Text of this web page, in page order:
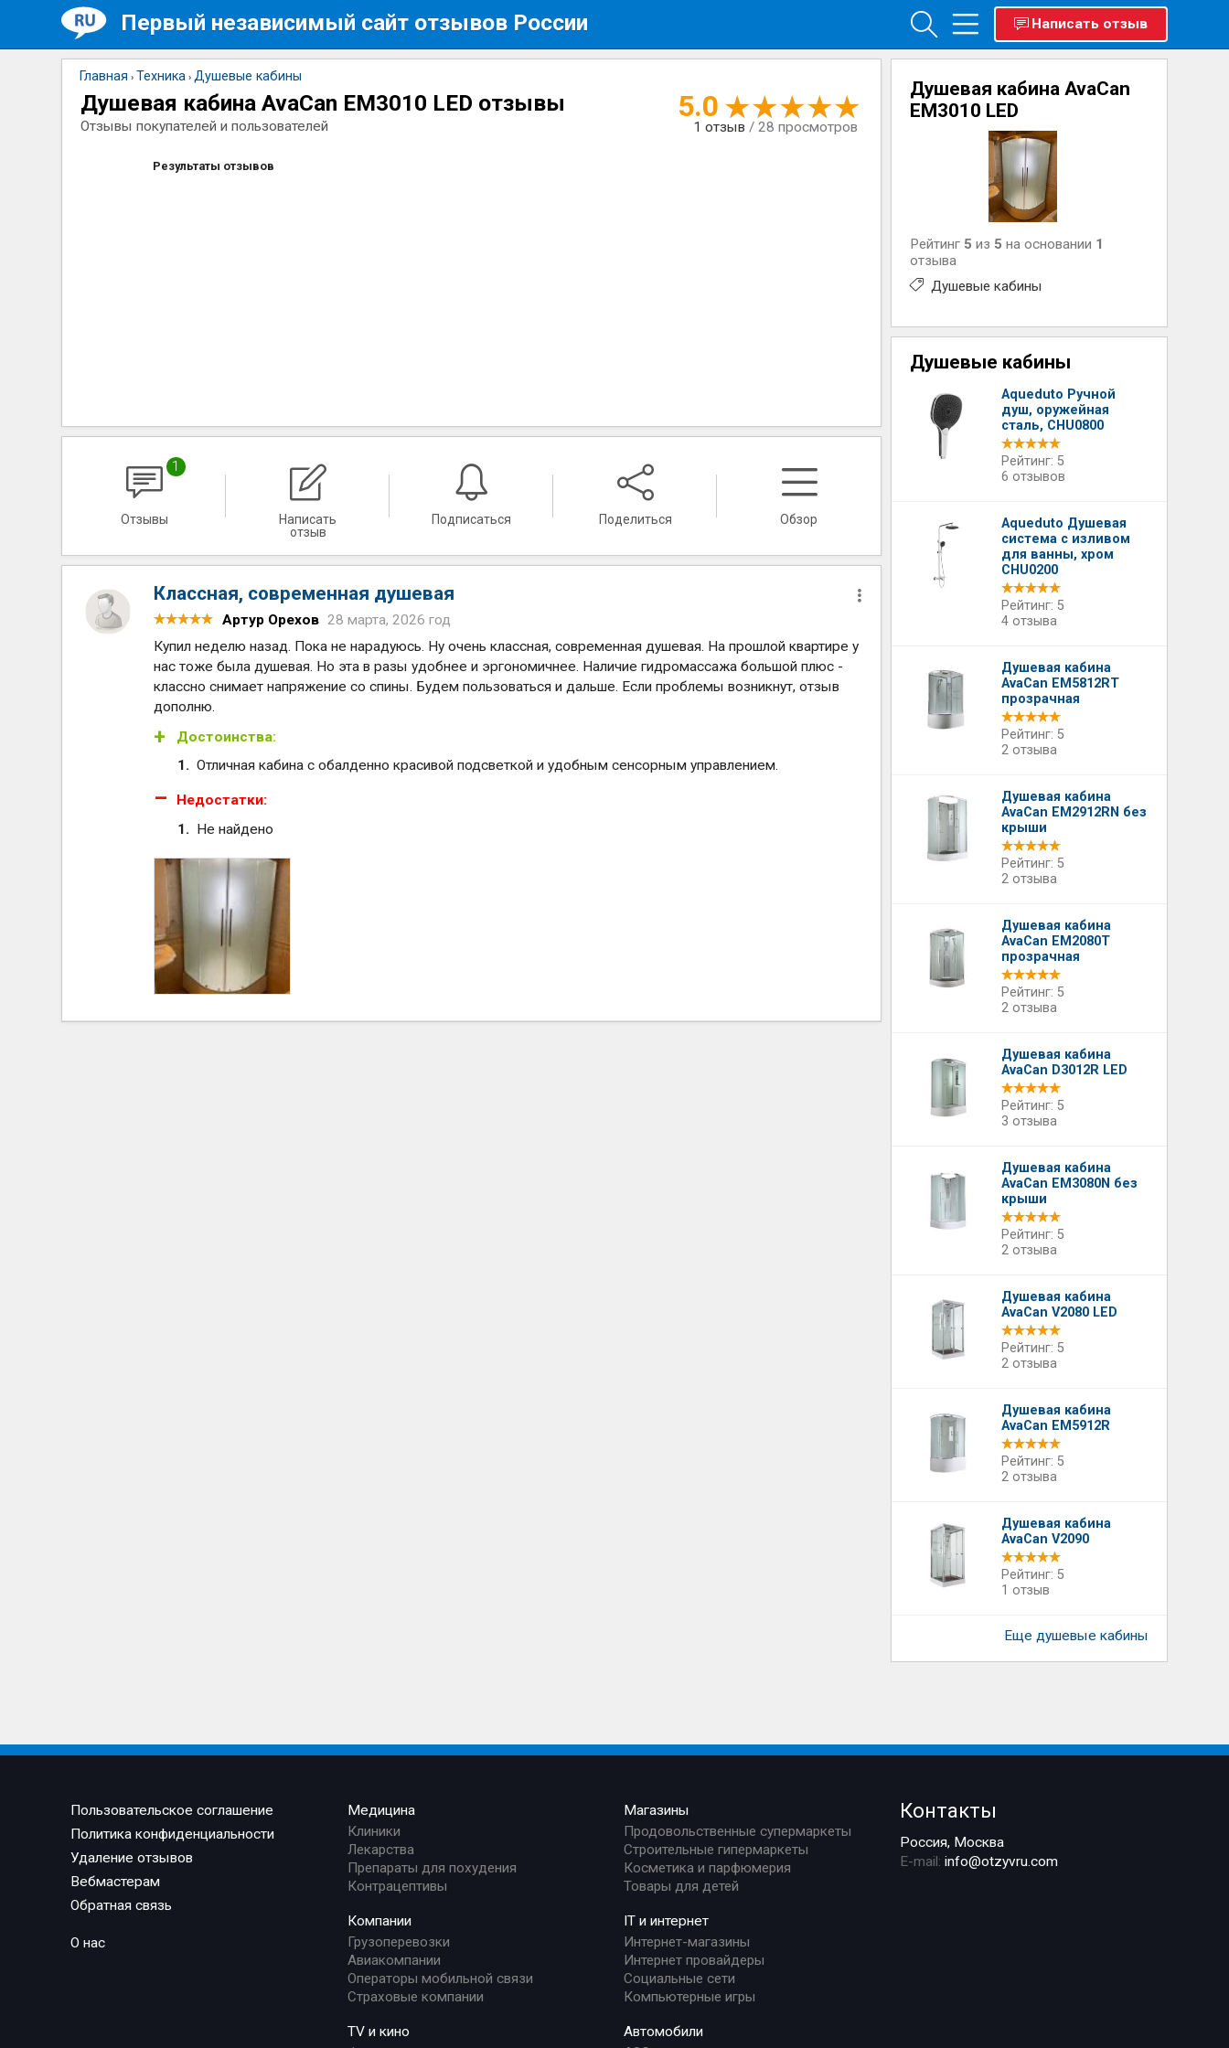
Первый независимый сайт отзывов России Написать отзыв
Главная › Техника ›Душевые кабины
Душевая кабина AvaCan EM3010 LED отзывы
Отзывы покупателей и пользователей
5.0
1 отзыв/ 28 просмотров
Результаты отзывов
1
Отзывы
Написать
отзыв
Подписаться Поделиться Обзор
Классная, современная душевая
Артур Орехов 28 марта, 2026 год
Купил неделю назад. Пока не нарадуюсь. Ну очень классная, современная душевая. На прошлой квартире у
нас тоже была душевая. Но эта в разы удобнее и эргономичнее. Наличие гидромассажа большой плюс -
классно снимает напряжение со спины. Будем пользоваться и дальше. Если проблемы возникнут, отзыв
дополню.
Достоинства:
Отличная кабина с обалденно красивой подсветкой и удобным сенсорным управлением.
Недостатки:
Не найдено
Душевая кабина AvaCan
EM3010 LED
Рейтинг 5 из 5 на основании 1
отзыва
Душевые кабины
Душевые кабины
Aqueduto Ручной
душ, оружейная
сталь, CHU0800
Рейтинг: 5
6 отзывов
Aqueduto Душевая
система с изливом
для ванны, хром
CHU0200
Рейтинг: 5
4 отзыва
Душевая кабина
AvaCan EM5812RT
прозрачная
Рейтинг: 5
2 отзыва
Душевая кабина
AvaCan EM2912RN без
крыши
Рейтинг: 5
2 отзыва
Душевая кабина
AvaCan EM2080T
прозрачная
Рейтинг: 5
2 отзыва
Душевая кабина
AvaCan D3012R LED
Рейтинг: 5
3 отзыва
Душевая кабина
AvaCan EM3080N без
крыши
Рейтинг: 5
2 отзыва
Душевая кабина
AvaCan V2080 LED
Рейтинг: 5
2 отзыва
Душевая кабина
AvaCan EM5912R
Рейтинг: 5
2 отзыва
Душевая кабина
AvaCan V2090
Рейтинг: 5
1 отзыв
Еще душевые кабины
Пользовательское соглашение
Политика конфиденциальности
Удаление отзывов
Вебмастерам
Обратная связь
О нас
Медицина
Клиники
Лекарства
Препараты для похудения
Контрацептивы
Компании
Грузоперевозки
Авиакомпании
Операторы мобильной связи
Страховые компании
TV и кино
Магазины
Продовольственные супермаркеты
Строительные гипермаркеты
Косметика и парфюмерия
Товары для детей
IT и интернет
Интернет-магазины
Интернет провайдеры
Социальные сети
Компьютерные игры
Автомобили
Контакты
Россия, Москва
E-mail:info@otzyvru.com